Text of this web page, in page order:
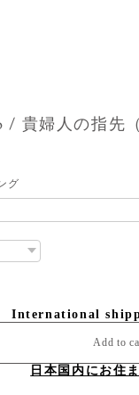
/ 貴婦人の指先（
グ
International
Add to
日本国内にお住